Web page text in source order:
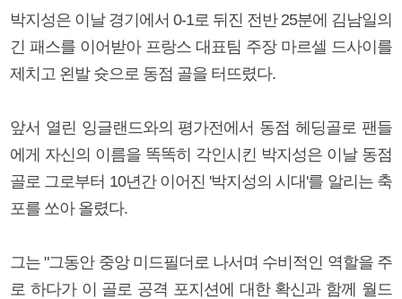
박지성은 이날 경기에서 0-1로 뒤진 전반 25분에 김남일의
긴 패스를 이어받아 프랑스 대표팀 주장 마르셀 드사이를
제치고 왼발 슛으로 동점 골을 터뜨렸다.
앞서 열린 잉글랜드와의 평가전에서 동점 헤딩골로 팬들
에게 자신의 이름을 똑똑히 각인시킨 박지성은 이날 동점
골로 그로부터 10년간 이어진 '박지성의 시대'를 알리는 축
포를 쏘아 올렸다.
그는 "그동안 중앙 미드필더로 나서며 수비적인 역할을 주
로 하다가 이 골로 공격 포지션에 대한 확신과 함께 월드